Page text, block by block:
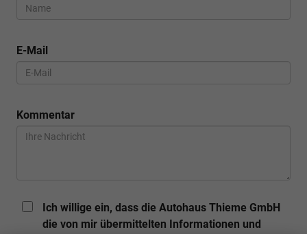
E-Mail
Kommentar
Ich willige ein, dass die Autohaus Thieme GmbH
die von mir übermittelten Informationen und